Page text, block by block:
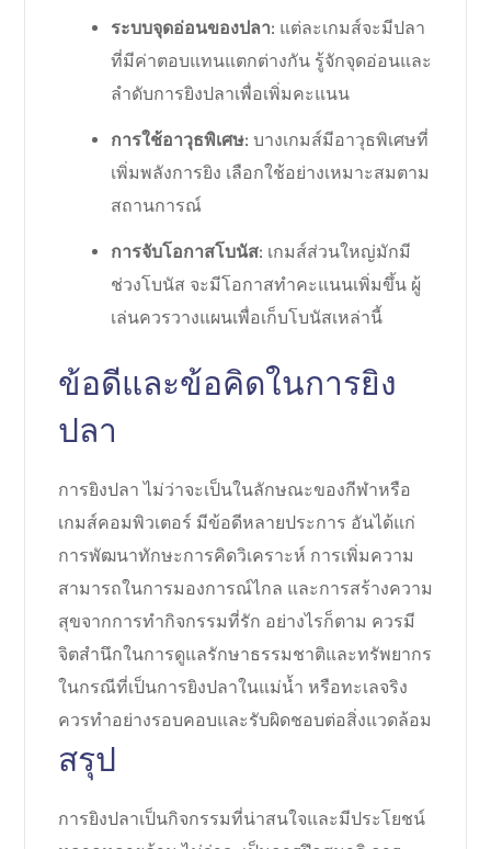
ระบบจุดอ่อนของปลา: แต่ละเกมส์จะมีปลา
ที่มีค่าตอบแทนแตกต่างกัน รู้จักจุดอ่อนและ
ลำดับการยิงปลาเพื่อเพิ่มคะแนน
การใช้อาวุธพิเศษ: บางเกมส์มีอาวุธพิเศษที่
เพิ่มพลังการยิง เลือกใช้อย่างเหมาะสมตาม
สถานการณ์
การจับโอกาสโบนัส: เกมส์ส่วนใหญ่มักมี
ช่วงโบนัส จะมีโอกาสทำคะแนนเพิ่มขึ้น ผู้
เล่นควรวางแผนเพื่อเก็บโบนัสเหล่านี้
ข้อดีและข้อคิดในการยิง
ปลา
การยิงปลา ไม่ว่าจะเป็นในลักษณะของกีฬาหรือ
เกมส์คอมพิวเตอร์ มีข้อดีหลายประการ อันได้แก่
การพัฒนาทักษะการคิดวิเคราะห์ การเพิ่มความ
สามารถในการมองการณ์ไกล และการสร้างความ
สุขจากการทำกิจกรรมที่รัก อย่างไรก็ตาม ควรมี
จิตสำนึกในการดูแลรักษาธรรมชาติและทรัพยากร
ในกรณีที่เป็นการยิงปลาในแม่น้ำ หรือทะเลจริง
ควรทำอย่างรอบคอบและรับผิดชอบต่อสิ่งแวดล้อม
สรุป
การยิงปลาเป็นกิจกรรมที่น่าสนใจและมีประโยชน์